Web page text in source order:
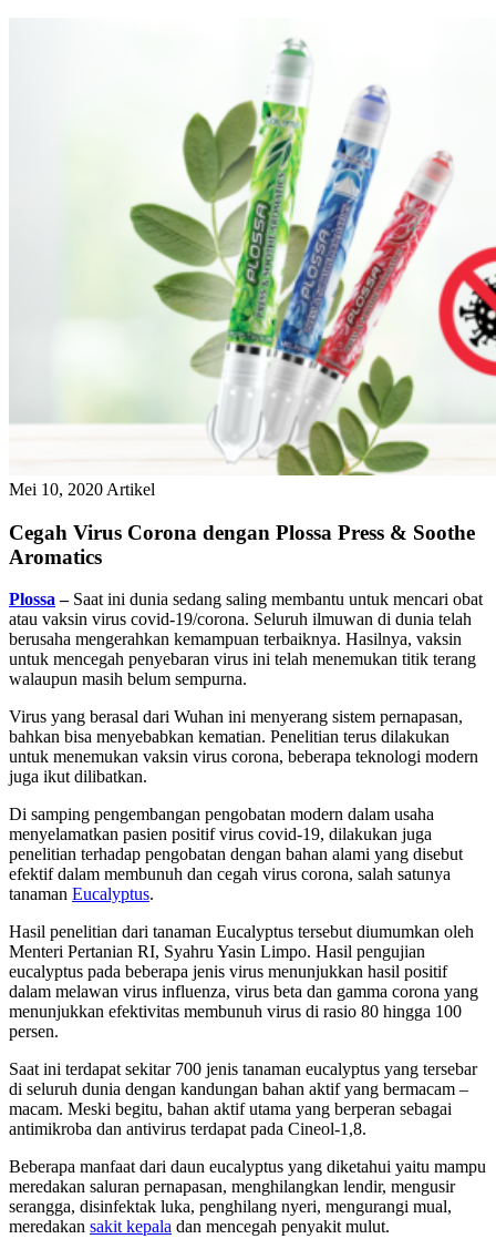
Mei 10, 2020 Artikel
Cegah Virus Corona dengan Plossa Press & Soothe
Aromatics
Plossa–Saat ini dunia sedang saling membantu untuk mencari obat
atau vaksin virus covid-19/corona. Seluruh ilmuwan di dunia telah
berusaha mengerahkan kemampuan terbaiknya. Hasilnya, vaksin
untuk mencegah penyebaran virus ini telah menemukan titik terang
walaupun masih belum sempurna.
Virus yang berasal dari Wuhan ini menyerang sistem pernapasan,
bahkan bisa menyebabkan kematian. Penelitian terus dilakukan
untuk menemukan vaksin virus corona, beberapa teknologi modern
juga ikut dilibatkan.
Di samping pengembangan pengobatan modern dalam usaha
menyelamatkan pasien positif virus covid-19, dilakukan juga
penelitian terhadap pengobatan dengan bahan alami yang disebut
efektif dalam membunuh dan cegah virus corona, salah satunya
tanaman Eucalyptus.
Hasil penelitian dari tanaman Eucalyptus tersebut diumumkan oleh
Menteri Pertanian RI, Syahru Yasin Limpo. Hasil pengujian
eucalyptus pada beberapa jenis virus menunjukkan hasil positif
dalam melawan virus influenza, virus beta dan gamma corona yang
menunjukkan efektivitas membunuh virus di rasio 80 hingga 100
persen.
Saat ini terdapat sekitar 700 jenis tanaman eucalyptus yang tersebar
di seluruh dunia dengan kandungan bahan aktif yang bermacam –
macam. Meski begitu, bahan aktif utama yang berperan sebagai
antimikroba dan antivirus terdapat pada Cineol-1,8.
Beberapa manfaat dari daun eucalyptus yang diketahui yaitu mampu
meredakan saluran pernapasan, menghilangkan lendir, mengusir
serangga, disinfektak luka, penghilang nyeri, mengurangi mual,
meredakan sakit kepala dan mencegah penyakit mulut.